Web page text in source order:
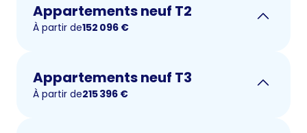
Appartements neuf T2
À partir de152 096 €
Appartements neuf T3
À partir de215 396 €